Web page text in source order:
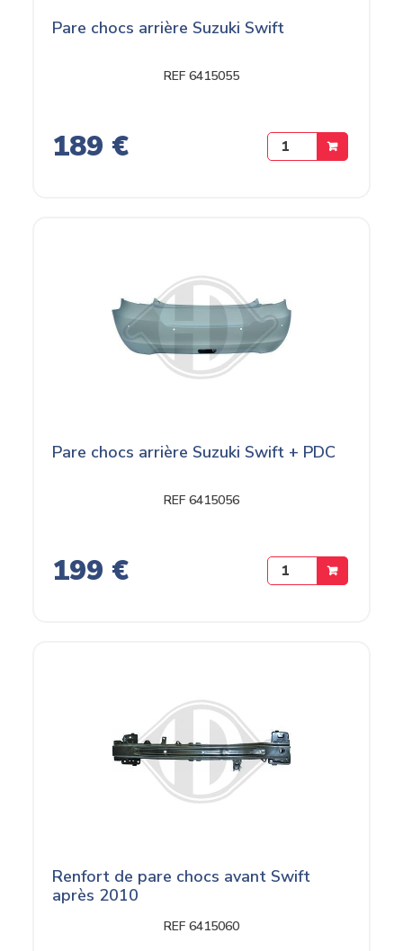
Pare chocs arrière Suzuki Swift
REF 6415055
189 €
Pare chocs arrière Suzuki Swift + PDC
REF 6415056
199 €
Renfort de pare chocs avant Swift
après 2010
REF 6415060